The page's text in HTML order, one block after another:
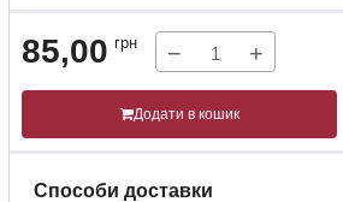
85,00 грн − +
Додати в кошик
Способи доставки